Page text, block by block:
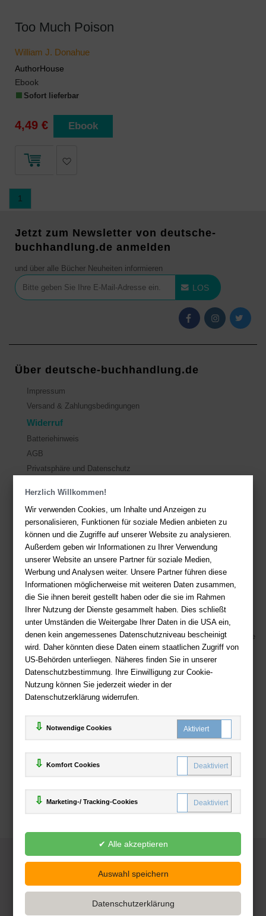
Herzlich Willkommen!
Wir verwenden Cookies, um Inhalte und Anzeigen zu
personalisieren, Funktionen für soziale Medien anbieten zu
können und die Zugriffe auf unserer Website zu analysieren.
Außerdem geben wir Informationen zu Ihrer Verwendung
unserer Website an unsere Partner für soziale Medien,
Werbung und Analysen weiter. Unsere Partner führen diese
Informationen möglicherweise mit weiteren Daten zusammen,
die Sie ihnen bereit gestellt haben oder die sie im Rahmen
Ihrer Nutzung der Dienste gesammelt haben. Dies schließt
unter Umständen die Weitergabe Ihrer Daten in die USA ein,
denen kein angemessenes Datenschutzniveau bescheinigt
wird. Daher könnten diese Daten einem staatlichen Zugriff von
US-Behörden unterliegen. Näheres finden Sie in unserer
Datenschutzbestimmung. Ihre Einwilligung zur Cookie-
Nutzung können Sie jederzeit wieder in der
Datenschutzerklärung widerrufen.
Notwendige Cookies
Komfort Cookies
Marketing-/ Tracking-Cookies
Too Much Poison
William J. Donahue
AuthorHouse
Ebook
Sofort lieferbar
4,49 € Ebook
1
Jetzt zum Newsletter von deutsche-
buchhandlung.de anmelden
und über alle Bücher Neuheiten informieren
LOS
Über deutsche-buchhandlung.de
Impressum
Versand & Zahlungsbedingungen
Widerruf
Batteriehinweis
AGB
Privatsphäre und Datenschutz
Sie haben Fragen? Hier finden Sie Antworten auf häufig gestellte
Fragen.
Fragen per E-Mail: service@deutsche-buchhandlung.de
Telefon: +49 (0)511 - 982 684 41
Ihre Vorteile bei uns
Kostenloser Versand ab 36,- EUR Bestellwert
Sicherer Online Shop und Zahlung mit SSL-Verschlüsselung
Viele Zahlungsmethoden wie PayPal, Amazon Payment, Vorkasse
Zahlweisen
Deutsche-Buchhandlung.de
www.deutsche-buchhandlung.de ist ein Angebot der
Handelsgesellschaft mbH
Powered by Inooga